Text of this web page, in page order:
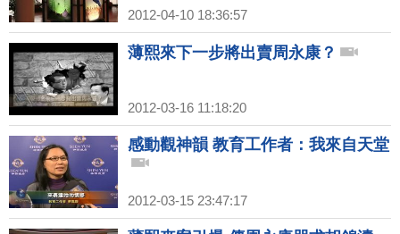
2012-04-10 18:36:57
薄熙來下一步將出賣周永康？
2012-03-16 11:18:20
感動觀神韻 教育工作者：我來自天堂
2012-03-15 23:47:17